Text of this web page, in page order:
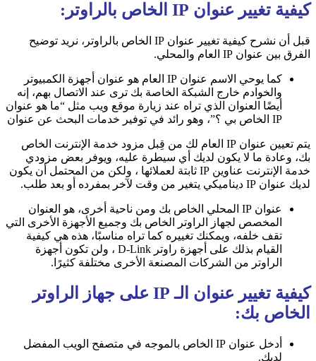
كيفية تغيير عنوان IP الخاص بالراوتر:
قبل أن نشرح كيفية تغيير عنوان IP الخاص بالراوتر، نريد توضيح
الفرق بين عنوان IP العام والمحلي.
كما يوحي الاسم عنوان IP العام هو عنوان أجهزة الكمبيوتر
والخوادم خارج الشبكة الخاصة بك ترى عند الاتصال بهم، إنه
أيضًا العنوان الذي تراه عند زيارة موقع ويب مثل “ما هو عنوان
IP الخاص بي ؟”، وهو رائد في توفير خدمات البحث عن عنوان
يتم تعيين عنوان IP العام لك من قِبل مزود خدمة الإنترنت الخاص
بك، وعادة ما لا يكون لديك أي سيطرة عليه، ويوفر بعض مزودي
خدمة الإنترنت عناوين IP ثابتة لعملائها ، ولكن من المحتمل أن يكون
لديك عنوان IP ديناميكي يتغير من وقت لآخر بمفرده أو بعد طلب.
عنوان IP المحلي الخاص بك ومن ناحية أخرى، هو العنوان
المخصص لجهاز الراوتر الخاص بك وجميع الأجهزة الأخرى التي
تقف خلفه، ويمكنك تغييره كما تراه مناسبًا، هذه هي كيفية
القيام بذلك على أجهزة راوتر D-Link ، ولن تكون أجهزة
الراوتر من الشركات المصنعة الأخرى مختلفة كثيرًا.
كيفية تغيير عنوان الـ IP على جهاز الراوتر
الخاص بك:
أدخل عنوان IP الخاص بالموجه في متصفح الويب المفضل
لديك.